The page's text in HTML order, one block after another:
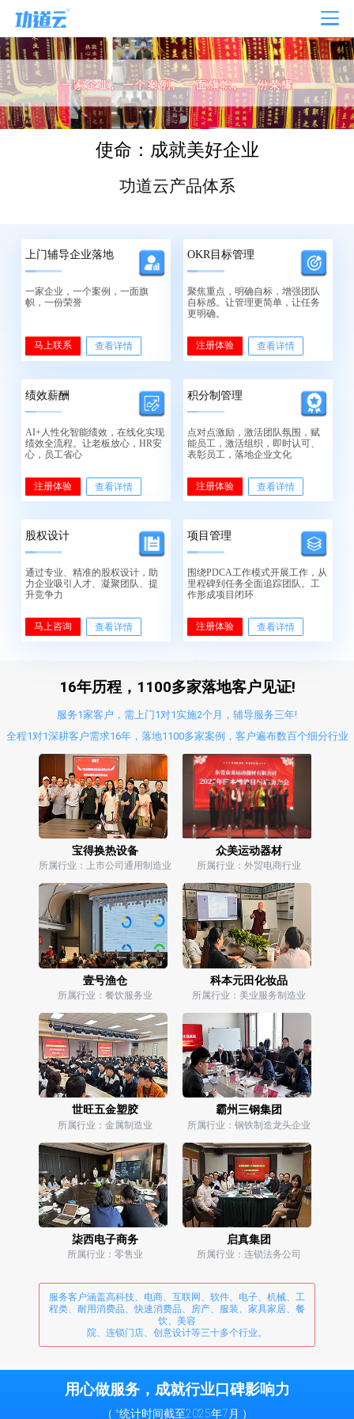
使命：成就美好企业
功道云产品体系
上门辅导企业落地
一家企业，一个案例，一面旗
帜，一份荣誉
马上联系 查看详情
OKR目标管理
聚焦重点，明确自标，增强团队
自标感。让管理更简单，让任务
更明确。
注册体验 查看详情
绩效薪酬
AI+人性化智能绩效，在线化实现
绩效全流程。让老板放心，HR安
心，员工省心
注册体验 查看详情
积分制管理
点对点激励，激活团队氛围，赋
能员工，激活组织，即时认可、
表彰员工，落地企业文化
注册体验 查看详情
股权设计
通过专业、精准的股权设计，助
力企业吸引人才、凝聚团队、提
升竞争力
马上咨询 查看详情
项目管理
围绕PDCA工作模式开展工作，从
里程碑到任务全面追踪团队。工
作形成项目闭环
注册体验 查看详情
16年历程，1100多家落地客户见证!
服务1家客户，需上门1对1实施2个月，辅导服务三年!
全程1对1深耕客户需求16年，落地1100多家案例，客户遍布数百个细分行业
宝得换热设备
所属行业：上市公司通用制造业
众美运动器材
所属行业：外贸电商行业
壹号渔仓
所属行业：餐饮服务业
科本元田化妆品
所属行业：美业服务制造业
世旺五金塑胶
所属行业：金属制造业
霸州三钢集团
所属行业：钢铁制造龙头企业
柒西电子商务
所属行业：零售业
启真集团
所属行业：连锁法务公司
服务客户涵盖高科技、电商、互联网、软件、电子、机械、工
程类、耐用消费品、快速消费品、房产、服装、家具家居、餐
饮、美容
院、连锁门店、创意设计等三十多个行业。
用心做服务，成就行业口碑影响力
（ *统计时间截至2025年7月 ）